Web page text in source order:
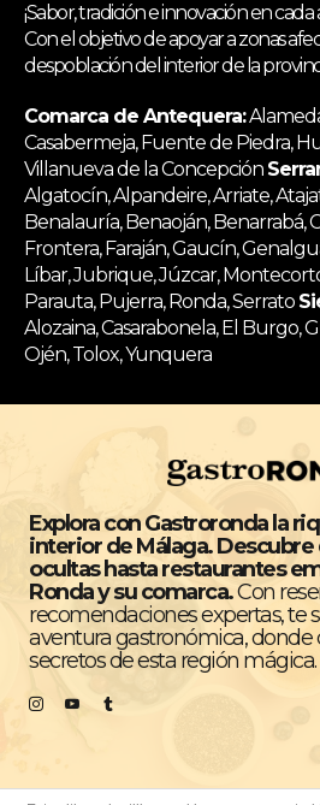
¡Sabor, tradición e innovación en
Con el objetivo de apoyar a zonas
despoblación del interior de la
Comarca de Antequera:
Casabermeja, Fuente de Piedra,
Villanueva de la Concepción
Algatocín, Alpandeire, Arriate,
Benalauría, Benaoján, Benarrabá,
Frontera, Faraján, Gaucín,
Líbar, Jubrique, Júzcar,
Parauta, Pujerra, Ronda, Serrato
Alozaina, Casarabonela, El Burgo,
Ojén, Tolox, Yunquera
Explora con Gastroronda la
interior de Málaga.
ocultas hasta restaurantes
Ronda y su comarca.Con
recomendaciones expertas, te
aventura gastronómica, donde
secretos de esta región mágica.